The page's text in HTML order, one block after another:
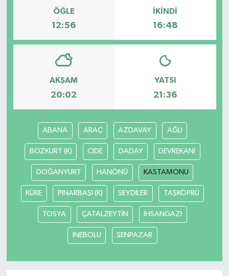
ÖĞLE
12:56
İKINDI
16:48
AKŞAM
20:02
YATSI
21:36
ABANA ARAÇ AZDAVAY AĞLI
BOZKURT (K) CİDE DADAY DEVREKANİ
DOĞANYURT HANÖNÜ KASTAMONU
KÜRE PINARBAŞI (K) SEYDİLER TAŞKÖPRÜ
TOSYA ÇATALZEYTİN İHSANGAZİ
İNEBOLU ŞENPAZAR